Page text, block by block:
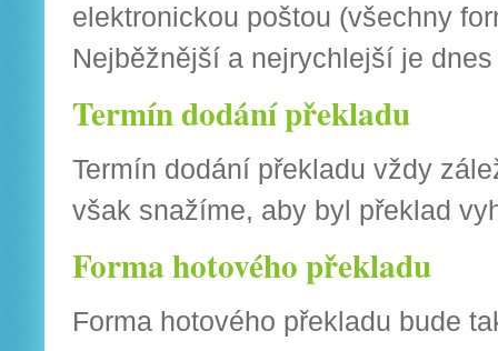
elektronickou poštou (všechny
Nejběžnější a nejrychlejší je
Termín dodání překladu
Termín dodání překladu vždy
však snažíme, aby byl překlad
Forma hotového překladu
Forma hotového překladu bude